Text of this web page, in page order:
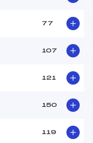
77
107
121
150
119